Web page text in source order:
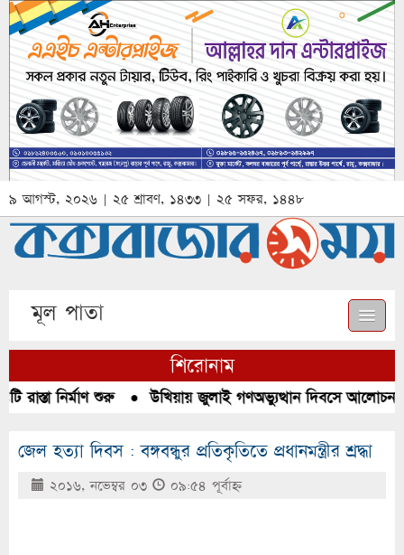
৯ আগস্ট, ২০২৬ | ২৫ শ্রাবণ, ১৪৩৩ | ২৫ সফর, ১৪৪৮
মূল পাতা
শিরোনাম
নির্মাণ শুরু● উখিয়ায় জুলাই গণঅভ্যুত্থান দিবসে আলোচনা,
জেল হত্যা দিবস : বঙ্গবন্ধুর প্রতিকৃতিতে প্রধানমন্ত্রীর শ্রদ্ধা
২০১৬, নভেম্বর ০৩ ০৯:৫৪ পূর্বাহ্ণ